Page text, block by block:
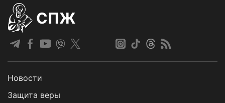
СПЖ
Новости
Защита веры